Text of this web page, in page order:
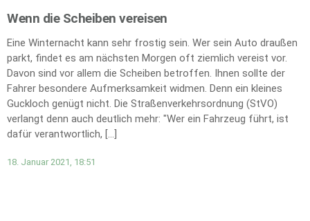
Wenn die Scheiben vereisen
Eine Winternacht kann sehr frostig sein. Wer sein Auto draußen
parkt, findet es am nächsten Morgen oft ziemlich vereist vor.
Davon sind vor allem die Scheiben betroffen. Ihnen sollte der
Fahrer besondere Aufmerksamkeit widmen. Denn ein kleines
Guckloch genügt nicht. Die Straßenverkehrsordnung (StVO)
verlangt denn auch deutlich mehr: "Wer ein Fahrzeug führt, ist
dafür verantwortlich, […]
18. Januar 2021, 18:51